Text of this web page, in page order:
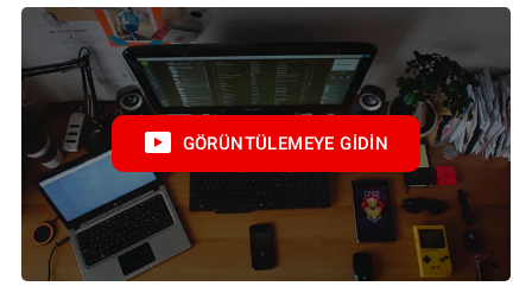
GÖRÜNTÜLEMEYE GIDIN